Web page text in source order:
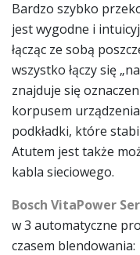
Bardzo szybko
jest wygodne i
łącząc ze sobą
wszystko łączy się
znajduje się
korpusem
podkładki, które
Atutem jest także
kabla sieciowego.
Bosch VitaPower
w 3 automatyczne
czasem blendowania: